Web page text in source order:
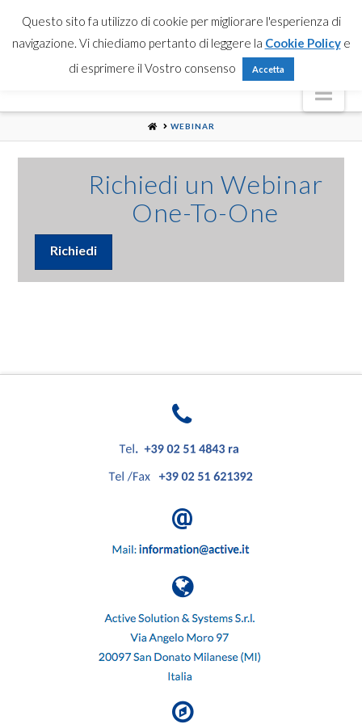
HOMEWEBINAR
Richiedi un Webinar
One-To-One
Richiedi
Questo sito fa utilizzo di cookie per migliorare l'esperienza di
navigazione. Vi chiediamo pertanto di leggere la Cookie Policye
di esprimere il Vostro consenso
Accetta